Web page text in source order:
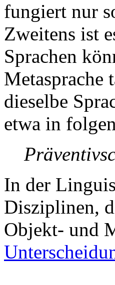
fungiert nur
Zweitens ist
Sprachen
Metasprache
dieselbe
etwa in
In der
Disziplinen,
Objekt- und